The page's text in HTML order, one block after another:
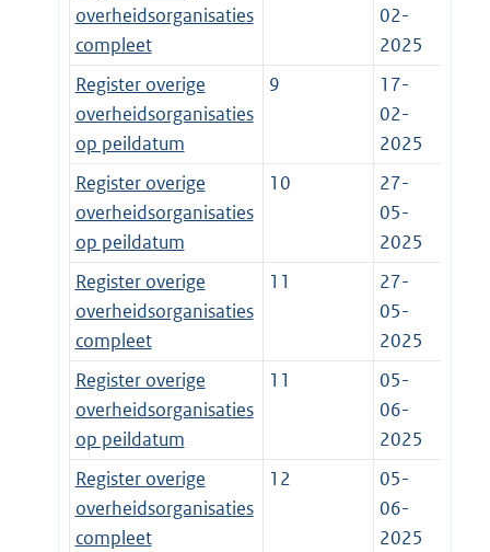
overheidsorganisaties
compleet
02-
2025
Register overige
overheidsorganisaties
op peildatum
9
17-
02-
2025
Register overige
overheidsorganisaties
op peildatum
10
27-
05-
2025
Register overige
overheidsorganisaties
compleet
11
27-
05-
2025
Register overige
overheidsorganisaties
op peildatum
11
05-
06-
2025
Register overige
overheidsorganisaties
compleet
12
05-
06-
2025